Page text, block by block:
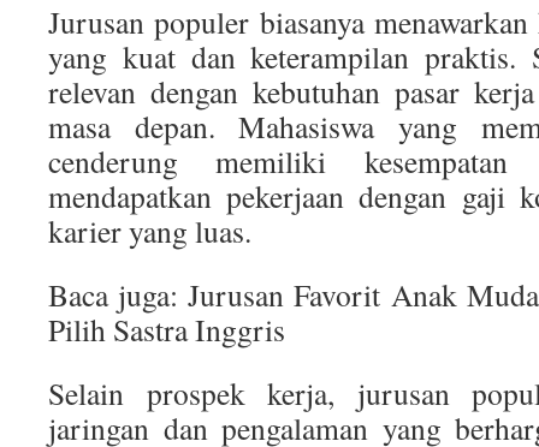
Jurusan populer biasanya
yang kuat dan keterampilan
relevan dengan kebutuhan pasar
masa depan. Mahasiswa yang
cenderung memiliki
mendapatkan pekerjaan dengan gaji
karier yang luas.
Baca juga: Jurusan Favorit Anak
Pilih Sastra Inggris
Selain prospek kerja, jurusan
jaringan dan pengalaman yang